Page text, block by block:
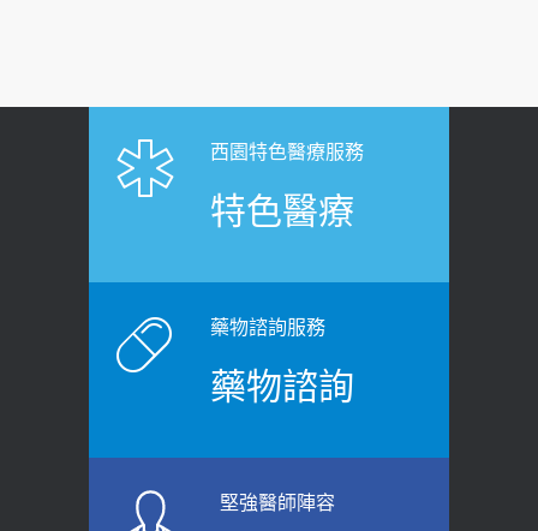
西園特色醫療服務
特色醫療
藥物諮詢服務
藥物諮詢
堅強醫師陣容